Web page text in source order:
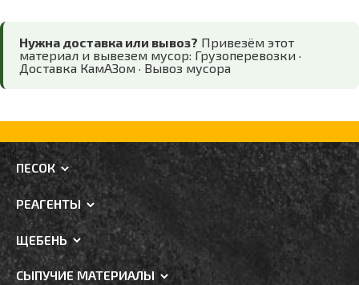
Нужна доставка или вывоз? Привезём этот
материал и вывезем мусор: Грузоперевозки ·
Доставка КамАЗом · Вывоз мусора
ПЕСОК
РЕАГЕНТЫ
ЩЕБЕНЬ
СЫПУЧИЕ МАТЕРИАЛЫ